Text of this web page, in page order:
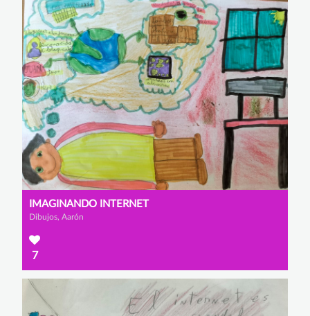
IMAGINANDO INTERNET
Dibujos, Aarón
7